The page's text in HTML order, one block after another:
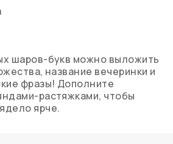
шаров-букв можно выложить
название вечеринки и
фразы! Дополните
растяжками, чтобы
ярче.